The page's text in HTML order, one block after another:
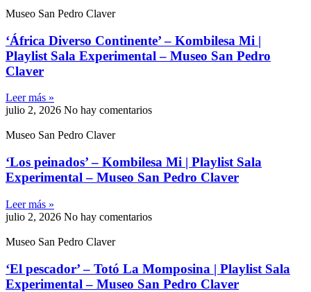
Museo San Pedro Claver
‘África Diverso Continente’ – Kombilesa Mi |
Playlist Sala Experimental – Museo San Pedro
Claver
Leer más »
julio 2, 2026 No hay comentarios
Museo San Pedro Claver
‘Los peinados’ – Kombilesa Mi | Playlist Sala
Experimental – Museo San Pedro Claver
Leer más »
julio 2, 2026 No hay comentarios
Museo San Pedro Claver
‘El pescador’ – Totó La Momposina | Playlist Sala
Experimental – Museo San Pedro Claver